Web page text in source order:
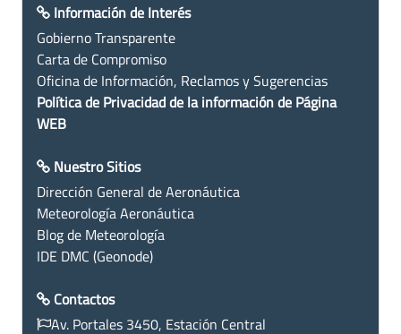
Información de Interés
Gobierno Transparente
Carta de Compromiso
Oficina de Información, Reclamos y Sugerencias
Política de Privacidad de la información de Página
WEB
Nuestro Sitios
Dirección General de Aeronáutica
Meteorología Aeronáutica
Blog de Meteorología
IDE DMC (Geonode)
Contactos
Av. Portales 3450, Estación Central